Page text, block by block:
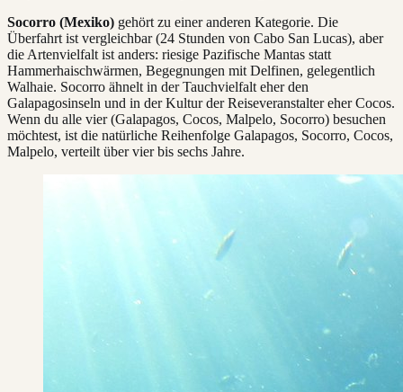
Socorro (Mexiko) gehört zu einer anderen Kategorie. Die
Überfahrt ist vergleichbar (24 Stunden von Cabo San Lucas), aber
die Artenvielfalt ist anders: riesige Pazifische Mantas statt
Hammerhaischwärmen, Begegnungen mit Delfinen, gelegentlich
Walhaie. Socorro ähnelt in der Tauchvielfalt eher den
Galapagosinseln und in der Kultur der Reiseveranstalter eher Cocos.
Wenn du alle vier (Galapagos, Cocos, Malpelo, Socorro) besuchen
möchtest, ist die natürliche Reihenfolge Galapagos, Socorro, Cocos,
Malpelo, verteilt über vier bis sechs Jahre.